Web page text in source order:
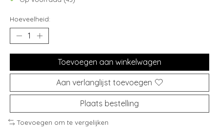
Hoeveelheid:
Toevoegen aan winkelwagen
Aan verlanglijst toevoegen
Plaats bestelling
Toevoegen om te vergelijken